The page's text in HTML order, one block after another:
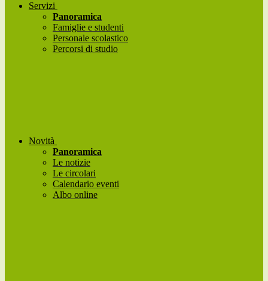
Servizi
Panoramica
Famiglie e studenti
Personale scolastico
Percorsi di studio
Novità
Panoramica
Le notizie
Le circolari
Calendario eventi
Albo online